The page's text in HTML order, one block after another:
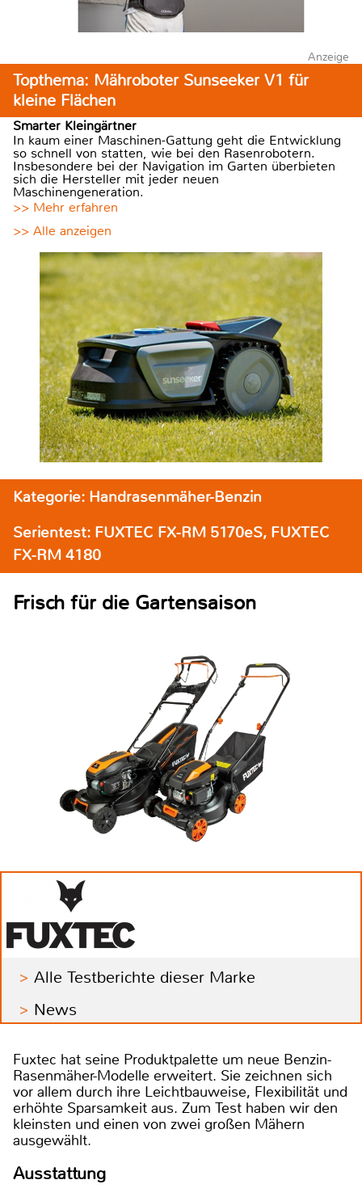
Anzeige
Topthema: Mähroboter Sunseeker V1 für
kleine Flächen
Smarter Kleingärtner
In kaum einer Maschinen-Gattung geht die Entwicklung
so schnell von statten, wie bei den Rasenrobotern.
Insbesondere bei der Navigation im Garten überbieten
sich die Hersteller mit jeder neuen
Maschinengeneration.
>> Mehr erfahren
>> Alle anzeigen
Kategorie: Handrasenmäher-Benzin
Serientest: FUXTEC FX-RM 5170eS, FUXTEC
FX-RM 4180
Frisch für die Gartensaison
Alle Testberichte dieser Marke
News
Fuxtec hat seine Produktpalette um neue Benzin-
Rasenmäher-Modelle erweitert. Sie zeichnen sich
vor allem durch ihre Leichtbauweise, Flexibilität und
erhöhte Sparsamkeit aus. Zum Test haben wir den
kleinsten und einen von zwei großen Mähern
ausgewählt.
Ausstattung